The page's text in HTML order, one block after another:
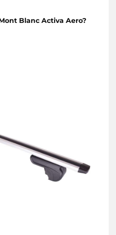
Blanc Activa Aero?